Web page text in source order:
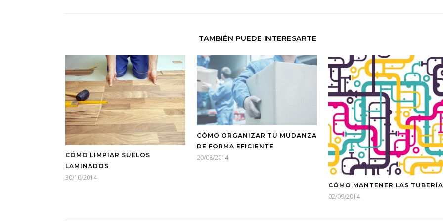
TAMBIÉN PUEDE INTERESARTE
CÓMO LIMPIAR SUELOS
LAMINADOS
30/10/2014
CÓMO ORGANIZAR TU MUDANZA
DE FORMA EFICIENTE
20/08/2014
CÓMO MANTENER LAS
02/09/2014